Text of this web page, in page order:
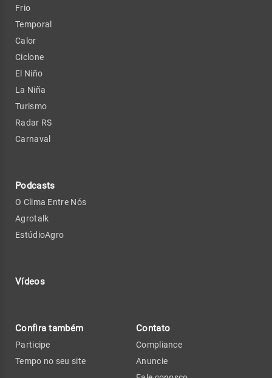
Frio
Temporal
Calor
Ciclone
El Niño
La Niña
Turismo
Radar RS
Carnaval
Podcasts
O Clima Entre Nós
Agrotalk
EstúdioAgro
Vídeos
Confira também
Participe
Tempo no seu site
Contato
Compliance
Anuncie